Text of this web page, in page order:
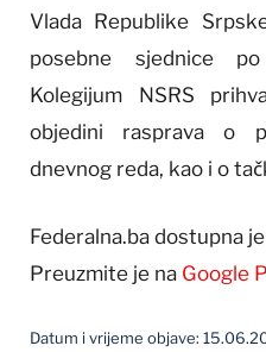
Vlada Republike
posebne sjednice
Kolegijum NSRS
objedini rasprava o
dnevnog reda, kao i o
Federalna.ba dostupna
Preuzmite je na Google
Datum i vrijeme objave: